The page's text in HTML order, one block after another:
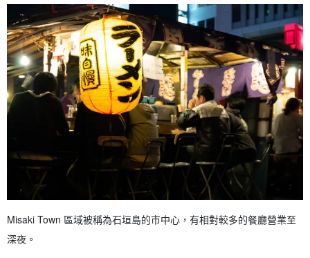
Misaki Town 區域被稱為石垣島的市中心，有相對較多的餐廳營業至
深夜。